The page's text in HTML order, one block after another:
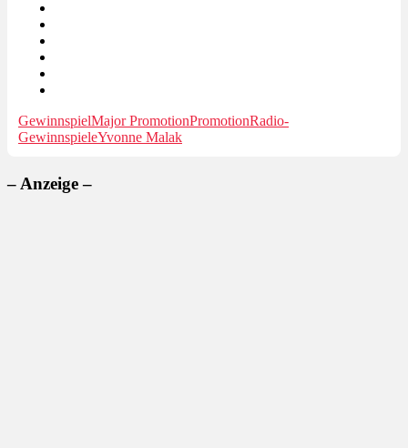
GewinnspielMajor PromotionPromotionRadio-
GewinnspieleYvonne Malak
– Anzeige –